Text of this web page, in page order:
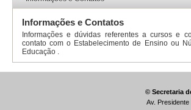
Informações e Contatos
Informações e dúvidas referentes a cursos e
contato com o Estabelecimento de Ensino ou
Educação .
© Secretaria
Av.